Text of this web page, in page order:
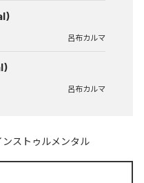
呂布カルマ
呂布カルマ
ンストゥルメンタル